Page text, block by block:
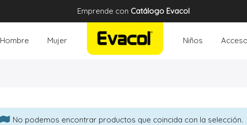
Emprende con Catálogo Evacol
Hombre Mujer Niños
No podemos encontrar productos que coincida con la selección.